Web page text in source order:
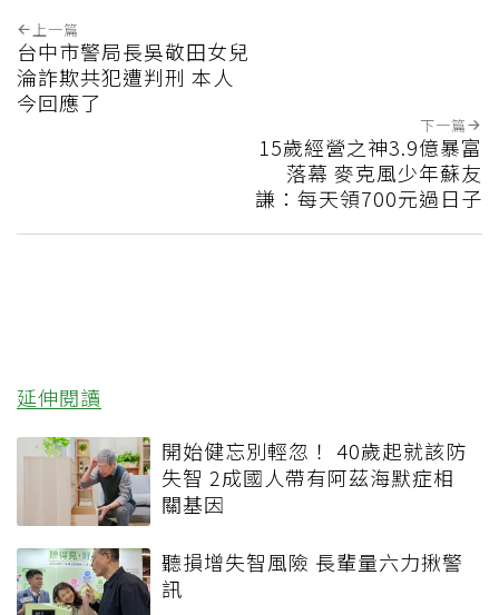
上一篇
台中市警局長吳敬田女兒
淪詐欺共犯遭判刑 本人
今回應了
下一篇
15歲經營之神3.9億暴富
落幕 麥克風少年蘇友
謙：每天領700元過日子
延伸閱讀
開始健忘別輕忽！ 40歲起就該防
失智 2成國人帶有阿茲海默症相
關基因
聽損增失智風險 長輩量六力揪警
訊